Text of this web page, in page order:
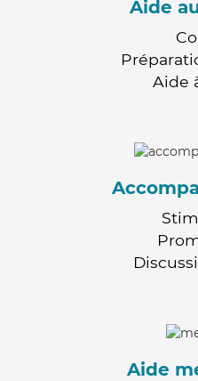
Aide
Aide
Aide